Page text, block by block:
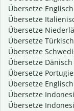
Übersetze
Übersetze
Übersetze
Übersetze
Übersetze
Übersetze
Übersetze
Übersetze
Übersetze
Übersetze